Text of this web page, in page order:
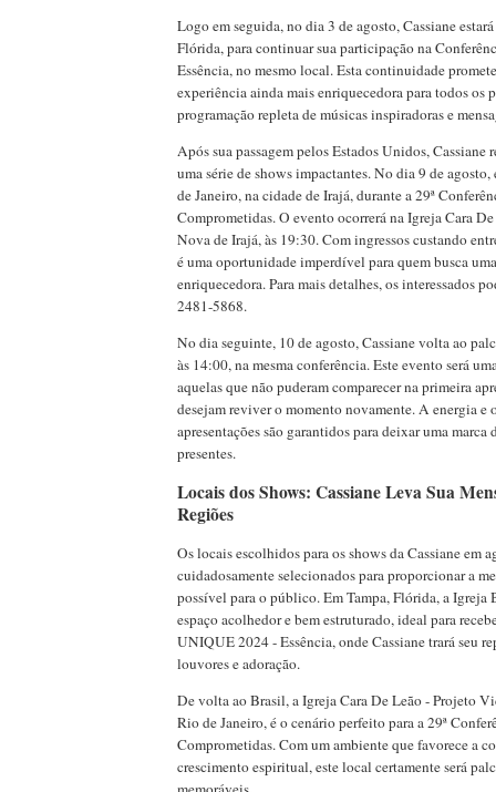
Logo em seguida, no dia 3 de agosto, Cassiane
Flórida, para continuar sua participação na
Essência, no mesmo local. Esta continuidade
experiência ainda mais enriquecedora para todos os
programação repleta de músicas inspiradoras e
Após sua passagem pelos Estados Unidos, Cassiane
uma série de shows impactantes. No dia 9 de agosto,
de Janeiro, na cidade de Irajá, durante a 29ª
Comprometidas. O evento ocorrerá na Igreja Cara
Nova de Irajá, às 19:30. Com ingressos custando
é uma oportunidade imperdível para quem busca
enriquecedora. Para mais detalhes, os interessados
2481-5868.
No dia seguinte, 10 de agosto, Cassiane volta ao
às 14:00, na mesma conferência. Este evento será
aquelas que não puderam comparecer na primeira
desejam reviver o momento novamente. A energia e
apresentações são garantidos para deixar uma marca
presentes.
Locais dos Shows: Cassiane Leva Sua
Regiões
Os locais escolhidos para os shows da Cassiane em
cuidadosamente selecionados para proporcionar a
possível para o público. Em Tampa, Flórida, a Igreja
espaço acolhedor e bem estruturado, ideal para
UNIQUE 2024 - Essência, onde Cassiane trará seu
louvores e adoração.
De volta ao Brasil, a Igreja Cara De Leão - Projeto
Rio de Janeiro, é o cenário perfeito para a 29ª
Comprometidas. Com um ambiente que favorece a
crescimento espiritual, este local certamente será